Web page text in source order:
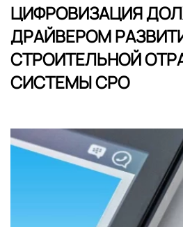
ЦИФРОВИЗАЦИЯ
ДРАЙВЕРОМ
СТРОИТЕЛЬНОЙ
СИСТЕМЫ СРО